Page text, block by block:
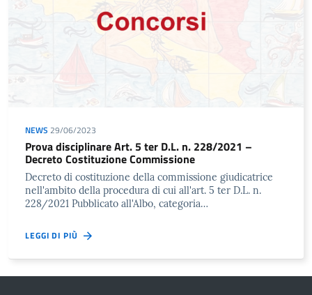
NEWS 29/06/2023
Prova disciplinare Art. 5 ter D.L. n. 228/2021 –
Decreto Costituzione Commissione
Decreto di costituzione della commissione giudicatrice
nell'ambito della procedura di cui all'art. 5 ter D.L. n.
228/2021 Pubblicato all'Albo, categoria…
LEGGI DI PIÙ